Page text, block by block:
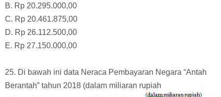
Jika Pak Bagas menukarkan uangnya sebanyak US $ 2.000
dan 250 Poundsterling dengan uang rupiah, maka uang
yang diterima oleh Pak Bagas adalah…..
A. Rp 20.245.000,00
C. Rp 20.461.875,00
D. Rp 26.112.500,00